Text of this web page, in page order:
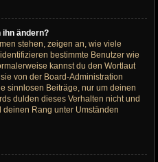
ihn ändern?
stehen, zeigen an, wie viele
bestimmte Benutzer wie
kannst du den Wortlaut
von der Board-Administration
sinnlosen Beiträge, nur um deinen
dulden dieses Verhalten nicht und
Rang unter Umständen